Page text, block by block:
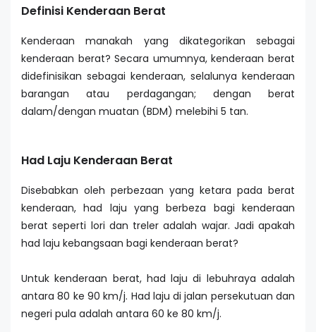
Definisi Kenderaan Berat
Kenderaan manakah yang dikategorikan sebagai
kenderaan berat? Secara umumnya, kenderaan berat
didefinisikan sebagai kenderaan, selalunya kenderaan
barangan atau perdagangan; dengan berat
dalam/dengan muatan (BDM) melebihi 5 tan.
Had Laju Kenderaan Berat
Disebabkan oleh perbezaan yang ketara pada berat
kenderaan, had laju yang berbeza bagi kenderaan
berat seperti lori dan treler adalah wajar. Jadi apakah
had laju kebangsaan bagi kenderaan berat?
Untuk kenderaan berat, had laju di lebuhraya adalah
antara 80 ke 90 km/j. Had laju di jalan persekutuan dan
negeri pula adalah antara 60 ke 80 km/j.